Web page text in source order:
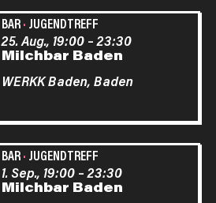
BAR· JUGENDTREFF
Milchbar Baden
25. Aug., 19:00–23:30
WERKK Baden, Baden
BAR· JUGENDTREFF
Milchbar Baden
1. Sep., 19:00–23:30